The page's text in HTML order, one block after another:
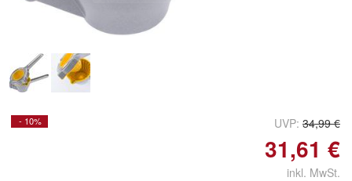
- 10% UVP: 34,99 €
31,61 €
inkl. MwSt.